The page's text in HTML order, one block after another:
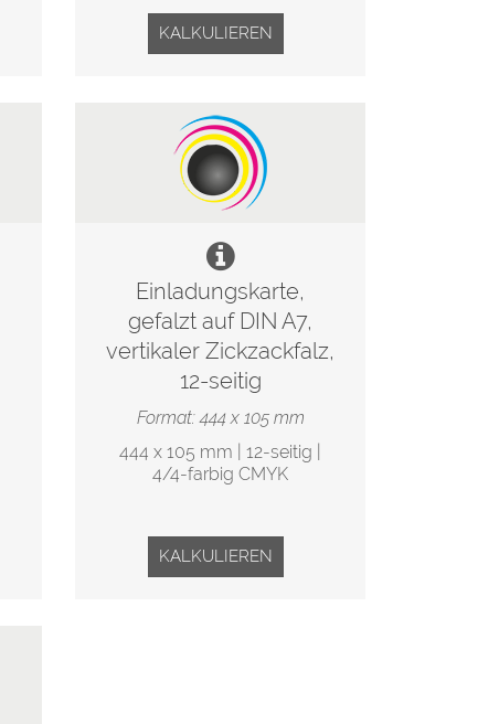
KALKULIEREN
Einladungskarte,
gefalzt auf DIN A7,
vertikaler Zickzackfalz,
12-seitig
Format: 444 x 105 mm
444 x 105 mm | 12-seitig |
4/4-farbig CMYK
KALKULIEREN